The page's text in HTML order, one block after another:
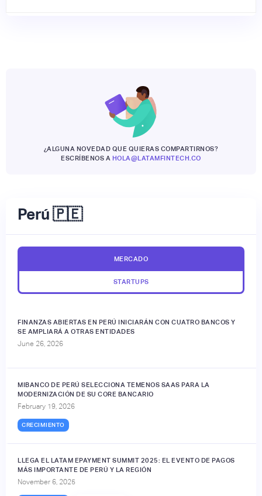
¿ALGUNA NOVEDAD QUE QUIERAS COMPARTIRNOS?
ESCRÍBENOS A HOLA@LATAMFINTECH.CO
Perú 🇵🇪
MERCADO
STARTUPS
FINANZAS ABIERTAS EN PERÚ INICIARÁN CON CUATRO BANCOS Y
SE AMPLIARÁ A OTRAS ENTIDADES
June 26, 2026
MIBANCO DE PERÚ SELECCIONA TEMENOS SAAS PARA LA
MODERNIZACIÓN DE SU CORE BANCARIO
February 19, 2026
CRECIMIENTO
LLEGA EL LATAM EPAYMENT SUMMIT 2025: EL EVENTO DE PAGOS
MÁS IMPORTANTE DE PERÚ Y LA REGIÓN
November 6, 2025